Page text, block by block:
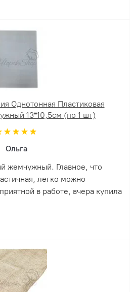
Однотонная Пластиковая
13*10,5см (по 1 шт)
Ольга
жемчужный. Главное, что
легко можно
в работе, вчера купила